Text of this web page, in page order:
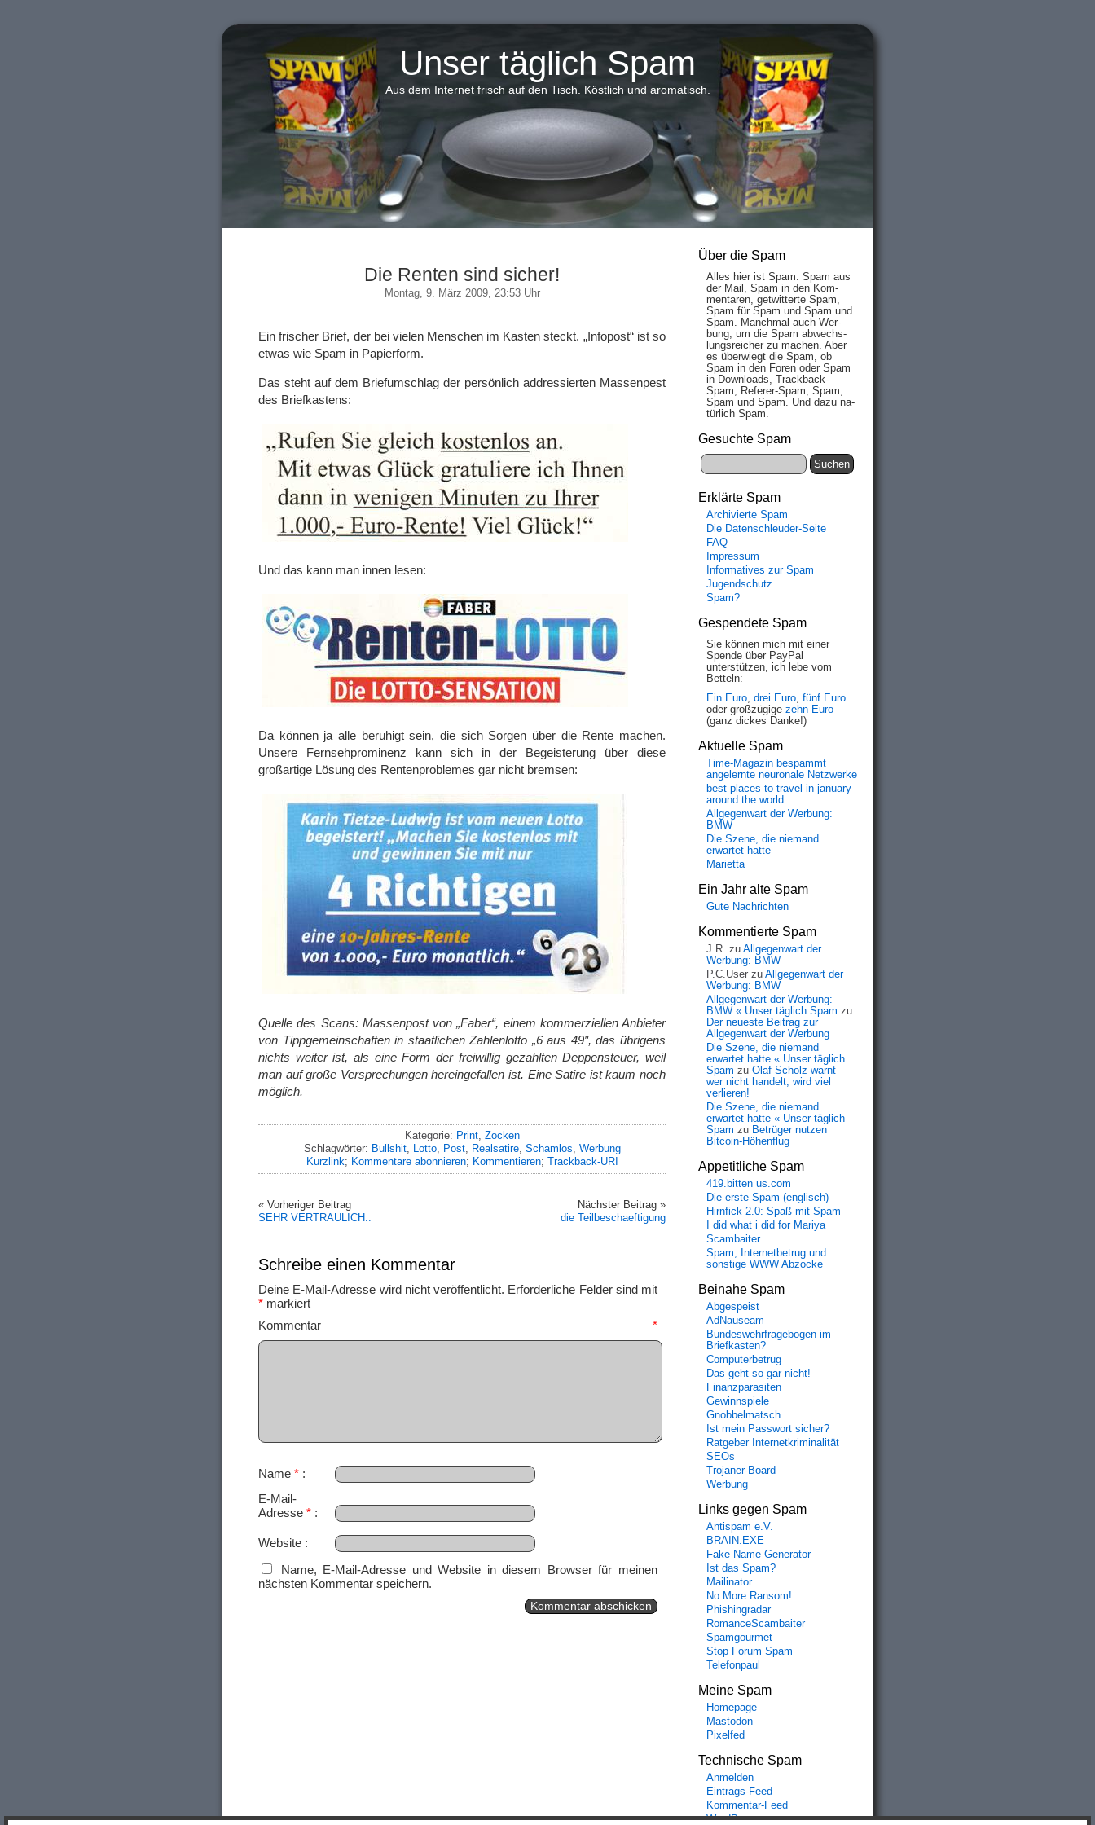
Unser täglich Spam
Aus dem Internet frisch auf den Tisch. Köstlich und aromatisch.
Die Renten sind sicher!
Montag, 9. März 2009, 23:53 Uhr
Ein frischer Brief, der bei vielen Menschen im Kasten steckt. „Infopost“ ist so
etwas wie Spam in Papierform.
Das steht auf dem Briefumschlag der persönlich addressierten Massenpest
des Briefkastens:
Und das kann man innen lesen:
Da können ja alle beruhigt sein, die sich Sorgen über die Rente machen.
Unsere Fernsehprominenz kann sich in der Begeisterung über diese
großartige Lösung des Rentenproblemes gar nicht bremsen:
Quelle des Scans: Massenpost von „Faber“, einem kommerziellen Anbieter
von Tippgemeinschaften in staatlichen Zahlenlotto „6 aus 49″, das übrigens
nichts weiter ist, als eine Form der freiwillig gezahlten Deppensteuer, weil
man auf große Versprechungen hereingefallen ist. Eine Satire ist kaum noch
möglich.
Kategorie: Print, Zocken
Schlagwörter: Bullshit, Lotto, Post, Realsatire, Schamlos Werbung
Kurzlink; Kommentare abonnieren; Kommentieren; Trackback-URI
« Vorheriger Beitrag
SEHR VERTRAULICH..
Nächster Beitrag »
die Teilbeschaeftigung
Schreibe einen Kommentar
Deine E-Mail-Adresse wird nicht veröffentlicht. Erforderliche Felder sind mit
* markiert
Kommentar *
Name *
E-Mail-
Adresse *
Website
Name, E-Mail-Adresse und Website in diesem Browser für meinen
nächsten Kommentar speichern.
Über die Spam
Alles hier ist Spam. Spam aus
der Mail, Spam in den Kom­
men­taren, ge­twit­ter­te Spam,
Spam für Spam und Spam und
Spam. Manch­mal auch Wer­
bung, um die Spam ab­wechs­
lungs­reich­er zu mach­en. Aber
es über­wiegt die Spam, ob
Spam in den Fo­ren oder Spam
in Down­loads, Track­back-
Spam, Re­fe­rer-Spam, Spam,
Spam und Spam. Und da­zu na­
tür­lich Spam.
Gesuchte Spam
Erklärte Spam
Archivierte Spam
Die Datenschleuder-Seite
FAQ
Impressum
Informatives zur Spam
Jugendschutz
Spam?
Gespendete Spam
Sie können mich mit einer
Spende über PayPal
unterstützen, ich lebe vom
Betteln:
Ein Euro, drei Euro, fünf Euro
oder großzügige zehn Euro
(ganz dickes Danke!)
Aktuelle Spam
Time-Magazin bespammt
angelernte neuronale Netzwerke
best places to travel in january
around the world
Allgegenwart der Werbung:
BMW
Die Szene, die niemand
erwartet hatte
Marietta
Ein Jahr alte Spam
Gute Nachrichten
Kommentierte Spam
J.R. zu Allgegenwart der
Werbung: BMW
P.C.User zu Allgegenwart der
Werbung: BMW
Allgegenwart der Werbung:
BMW « Unser täglich Spam zu
Der neueste Beitrag zur
Allgegenwart der Werbung
Die Szene, die niemand
erwartet hatte « Unser täglich
Spam zu Olaf Scholz warnt –
wer nicht handelt, wird viel
verlieren!
Die Szene, die niemand
erwartet hatte « Unser täglich
Spam zu Betrüger nutzen
Bitcoin-Höhenflug
Appetitliche Spam
419.bitten us.com
Die erste Spam (englisch)
Hirnfick 2.0: Spaß mit Spam
I did what i did for Mariya
Scambaiter
Spam, Internetbetrug und
sonstige WWW Abzocke
Beinahe Spam
Abgespeist
AdNauseam
Bundeswehrfragebogen im
Briefkasten?
Computerbetrug
Das geht so gar nicht!
Finanzparasiten
Gewinnspiele
Gnobbelmatsch
Ist mein Passwort sicher?
Ratgeber Internetkriminalität
SEOs
Trojaner-Board
Werbung
Links gegen Spam
Antispam e.V.
BRAIN.EXE
Fake Name Generator
Ist das Spam?
Mailinator
No More Ransom!
Phishingradar
RomanceScambaiter
Spamgourmet
Stop Forum Spam
Telefonpaul
Meine Spam
Homepage
Mastodon
Pixelfed
Technische Spam
Anmelden
Eintrags-Feed
Kommentar-Feed
WordPress.org